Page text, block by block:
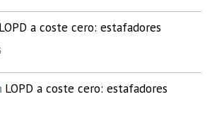
LOPD a coste cero: estafadores
LOPD a coste cero: estafadores